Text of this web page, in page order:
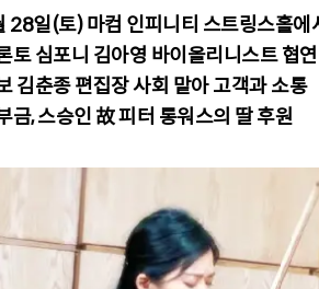
28일(토) 마컴 인피니티 스트링스홀에
토 심포니 김아영 바이올리니스트 협연
김춘종 편집장 사회 맡아 고객과 소통
금, 스승인 故 피터 롱워스의 딸 후원